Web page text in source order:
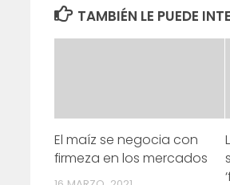
TAMBIÉN LE PUEDE
El maíz se negocia con
firmeza en los mercados